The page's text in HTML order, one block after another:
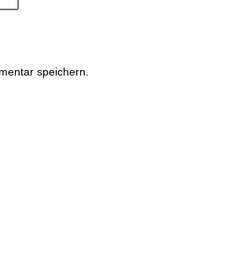
speichern.